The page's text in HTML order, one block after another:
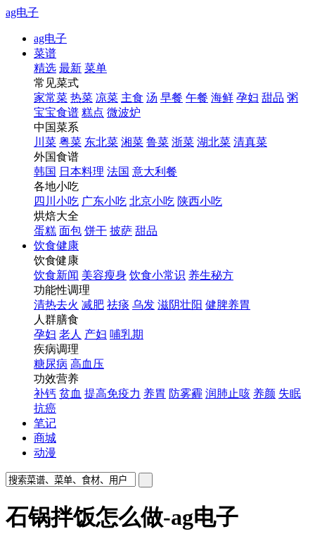
ag电子
ag电子
菜谱
精选 最新 菜单
常见菜式
家常菜 热菜 凉菜 主食 汤 早餐 午餐 海鲜 孕妇 甜品 粥
宝宝食谱 糕点 微波炉
中国菜系
川菜 粤菜 东北菜 湘菜 鲁菜 浙菜 湖北菜 清真菜
外国食谱
韩国 日本料理 法国 意大利餐
各地小吃
四川小吃 广东小吃 北京小吃 陕西小吃
烘焙大全
蛋糕 面包 饼干 披萨 甜品
饮食健康
饮食健康
饮食新闻 美容瘦身 饮食小常识 养生秘方
功能性调理
清热去火 减肥 祛痰 乌发 滋阴壮阳 健脾养胃
人群膳食
孕妇 老人 产妇 哺乳期
疾病调理
糖尿病 高血压
功效营养
补钙 贫血 提高免疫力 养胃 防雾霾 润肺止咳 养颜 失眠
抗癌
笔记
商城
动漫
石锅拌饭怎么做-ag电子